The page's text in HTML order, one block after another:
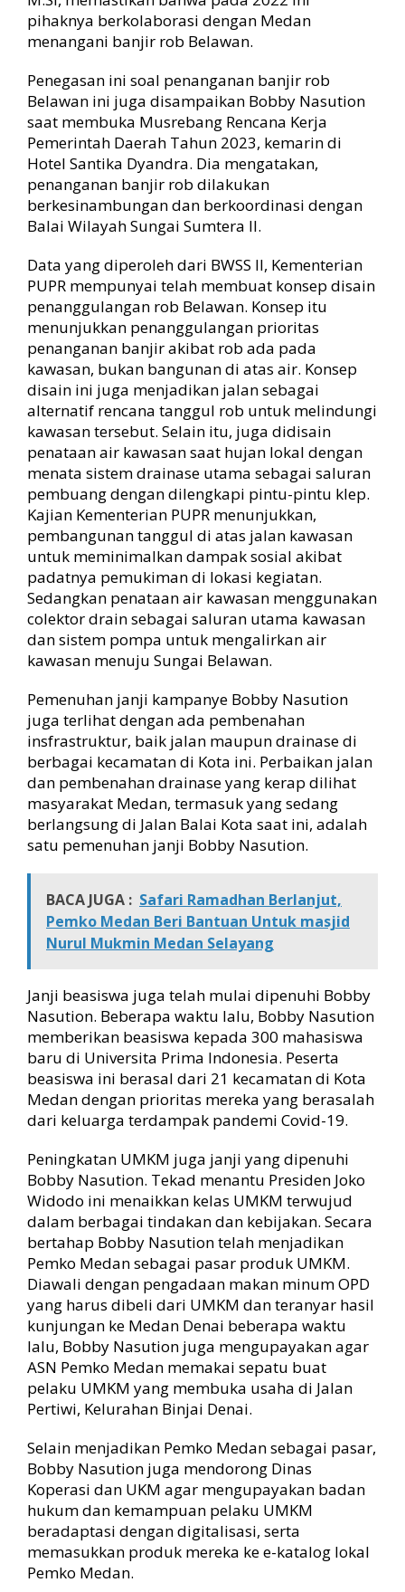
pihaknya berkolaborasi dengan Medan
menangani banjir rob Belawan.
Penegasan ini soal penanganan banjir rob
Belawan ini juga disampaikan Bobby Nasution
saat membuka Musrebang Rencana Kerja
Pemerintah Daerah Tahun 2023, kemarin di
Hotel Santika Dyandra. Dia mengatakan,
penanganan banjir rob dilakukan
berkesinambungan dan berkoordinasi dengan
Balai Wilayah Sungai Sumtera II.
Data yang diperoleh dari BWSS II, Kementerian
PUPR mempunyai telah membuat konsep disain
penanggulangan rob Belawan. Konsep itu
menunjukkan penanggulangan prioritas
penanganan banjir akibat rob ada pada
kawasan, bukan bangunan di atas air. Konsep
disain ini juga menjadikan jalan sebagai
alternatif rencana tanggul rob untuk melindungi
kawasan tersebut. Selain itu, juga didisain
penataan air kawasan saat hujan lokal dengan
menata sistem drainase utama sebagai saluran
pembuang dengan dilengkapi pintu-pintu klep.
Kajian Kementerian PUPR menunjukkan,
pembangunan tanggul di atas jalan kawasan
untuk meminimalkan dampak sosial akibat
padatnya pemukiman di lokasi kegiatan.
Sedangkan penataan air kawasan menggunakan
colektor drain sebagai saluran utama kawasan
dan sistem pompa untuk mengalirkan air
kawasan menuju Sungai Belawan.
Pemenuhan janji kampanye Bobby Nasution
juga terlihat dengan ada pembenahan
insfrastruktur, baik jalan maupun drainase di
berbagai kecamatan di Kota ini. Perbaikan jalan
dan pembenahan drainase yang kerap dilihat
masyarakat Medan, termasuk yang sedang
berlangsung di Jalan Balai Kota saat ini, adalah
satu pemenuhan janji Bobby Nasution.
BACA JUGA : Safari Ramadhan Berlanjut,
Pemko Medan Beri Bantuan Untuk masjid
Nurul Mukmin Medan Selayang
Janji beasiswa juga telah mulai dipenuhi Bobby
Nasution. Beberapa waktu lalu, Bobby Nasution
memberikan beasiswa kepada 300 mahasiswa
baru di Universita Prima Indonesia. Peserta
beasiswa ini berasal dari 21 kecamatan di Kota
Medan dengan prioritas mereka yang berasalah
dari keluarga terdampak pandemi Covid-19.
Peningkatan UMKM juga janji yang dipenuhi
Bobby Nasution. Tekad menantu Presiden Joko
Widodo ini menaikkan kelas UMKM terwujud
dalam berbagai tindakan dan kebijakan. Secara
bertahap Bobby Nasution telah menjadikan
Pemko Medan sebagai pasar produk UMKM.
Diawali dengan pengadaan makan minum OPD
yang harus dibeli dari UMKM dan teranyar hasil
kunjungan ke Medan Denai beberapa waktu
lalu, Bobby Nasution juga mengupayakan agar
ASN Pemko Medan memakai sepatu buat
pelaku UMKM yang membuka usaha di Jalan
Pertiwi, Kelurahan Binjai Denai.
Selain menjadikan Pemko Medan sebagai pasar,
Bobby Nasution juga mendorong Dinas
Koperasi dan UKM agar mengupayakan badan
hukum dan kemampuan pelaku UMKM
beradaptasi dengan digitalisasi, serta
memasukkan produk mereka ke e-katalog lokal
Pemko Medan.